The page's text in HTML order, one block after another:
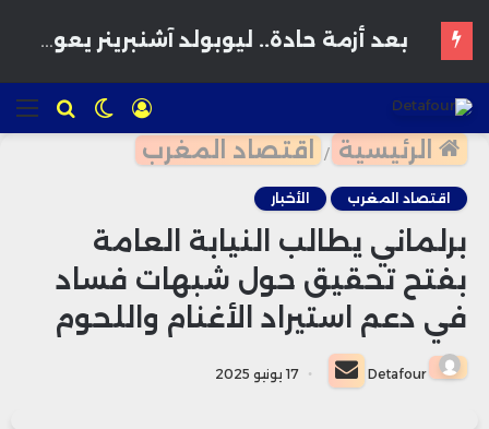
للبحث الوضع
المظلم
تسجيل
الدخول
الرئيسية / اقتصاد المغرب
اقتصاد المغرب الأخبار
برلماني يطالب النيابة العامة
بفتح تحقيق حول شبهات فساد
في دعم استيراد الأغنام واللحوم
Detafour
أرسل
بريدا
17 يونيو 2025